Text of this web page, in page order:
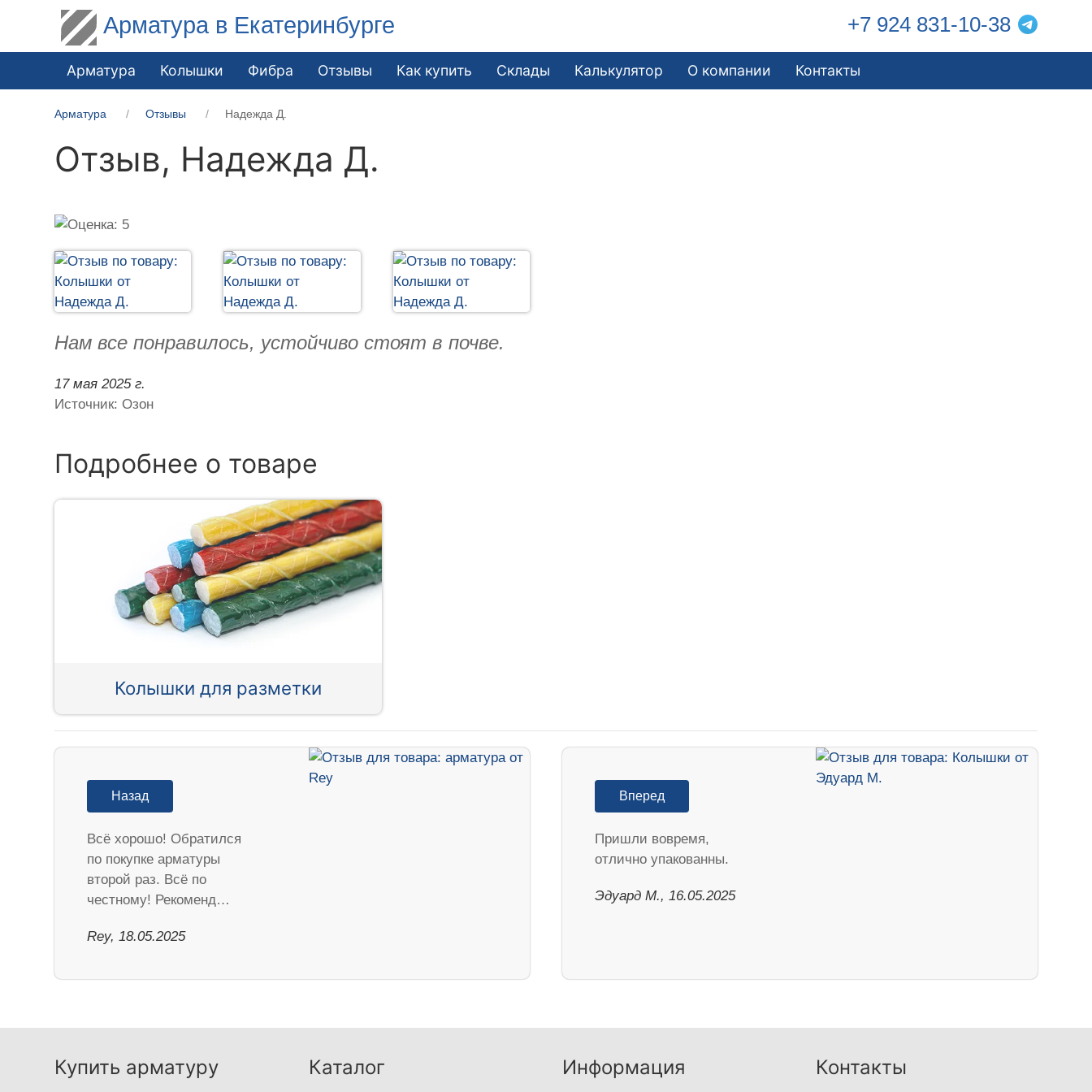
Арматура в Екатеринбурге +7 924 831-10-38
Арматура Колышки Фибра Отзывы Как купить Склады Калькулятор О компании Контакты
Арматура Отзывы Надежда Д.
Отзыв, Надежда Д.
Нам все понравилось, устойчиво стоят в почве.
17 мая 2025 г.
Источник: Озон
Подробнее о товаре
Колышки для разметки
Назад
Всё хорошо! Обратился
по покупке арматуры
второй раз. Всё по
честному! Рекоменд…
Rey, 18.05.2025
Вперед
Пришли вовремя,
отлично упакованны.
Эдуард М., 16.05.2025
Купить арматуру Каталог Информация Контакты